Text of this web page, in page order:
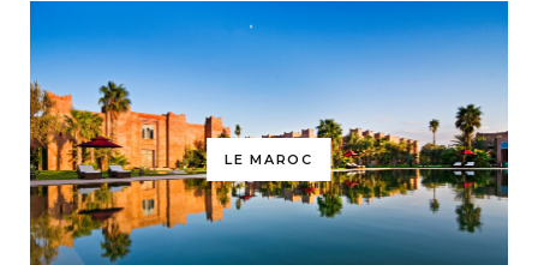
LE MAROC